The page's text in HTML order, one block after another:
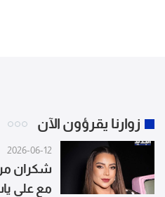
زوارنا يقرؤون الآن
2026-06-12
شكران
مع علي